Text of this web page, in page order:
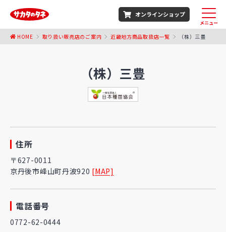
オンラインショップ
メニュー
HOME 取り扱い販売店のご案内 近畿地方商品取扱店一覧 （株）三豊
（株）三豊
住所
〒627-0011
京丹後市峰山町丹波920 [MAP]
電話番号
0772-62-0444